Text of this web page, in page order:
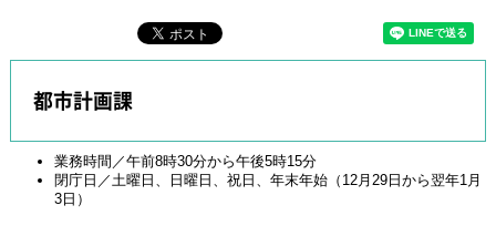
都市計画課
業務時間／午前8時30分から午後5時15分
閉庁日／土曜日、日曜日、祝日、年末年始（12月29日から翌年1月
3日）